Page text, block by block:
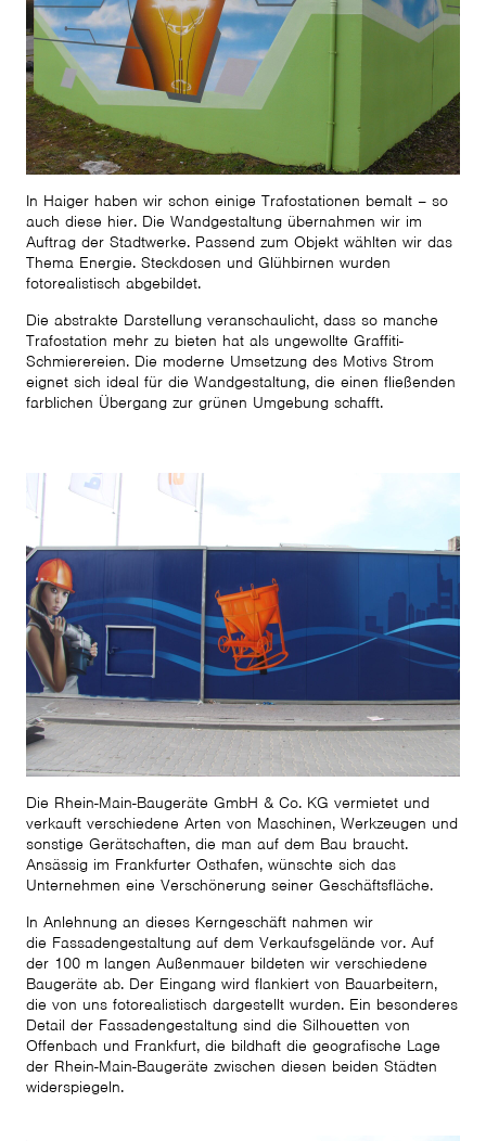
In Haiger haben wir schon einige Trafostationen bemalt – so
auch diese hier. Die Wandgestaltung übernahmen wir im
Auftrag der Stadtwerke. Passend zum Objekt wählten wir das
Thema Energie. Steckdosen und Glühbirnen wurden
fotorealistisch abgebildet.
Die abstrakte Darstellung veranschaulicht, dass so manche
Trafostation mehr zu bieten hat als ungewollte Graffiti-
Schmierereien. Die moderne Umsetzung des Motivs Strom
eignet sich ideal für die Wandgestaltung, die einen fließenden
farblichen Übergang zur grünen Umgebung schafft.
Die Rhein-Main-Baugeräte GmbH & Co. KG vermietet und
verkauft verschiedene Arten von Maschinen, Werkzeugen und
sonstige Gerätschaften, die man auf dem Bau braucht.
Ansässig im Frankfurter Osthafen, wünschte sich das
Unternehmen eine Verschönerung seiner Geschäftsfläche.
In Anlehnung an dieses Kerngeschäft nahmen wir
die Fassadengestaltung auf dem Verkaufsgelände vor. Auf
der 100 m langen Außenmauer bildeten wir verschiedene
Baugeräte ab. Der Eingang wird flankiert von Bauarbeitern,
die von uns fotorealistisch dargestellt wurden. Ein besonderes
Detail der Fassadengestaltung sind die Silhouetten von
Offenbach und Frankfurt, die bildhaft die geografische Lage
der Rhein-Main-Baugeräte zwischen diesen beiden Städten
widerspiegeln.